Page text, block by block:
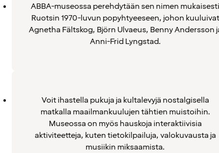
ABBA-museossa perehdytään sen nimen mukaisesti
Ruotsin 1970-luvun popyhtyeeseen, johon kuuluivat
Agnetha Fältskog, Björn Ulvaeus, Benny Andersson
Anni-Frid Lyngstad.
Voit ihastella pukuja ja kultalevyjä nostalgisella
matkalla maailmankuulujen tähtien muistoihin.
Museossa on myös hauskoja interaktiivisia
aktiviteetteja, kuten tietokilpailuja, valokuvausta ja
musiikin miksaamista.